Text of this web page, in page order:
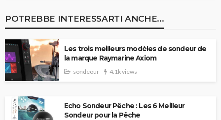
POTREBBE INTERESSARTI ANCHE...
Les trois meilleurs modèles de sondeur de
la marque Raymarine Axiom
sondeour 4.1k views
Echo Sondeur Pêche : Les 6 Meilleur
Sondeur pour la Pêche